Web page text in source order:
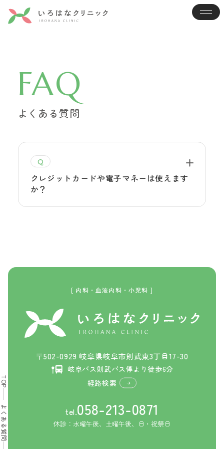
FAQ
よくある質問
TOP
よくある質問
Q
クレジットカードや電子マネーは使えます
か？
[ 内科・血液内科・小児科 ]
〒502-0929 岐阜県岐阜市則武東3丁目17-30
岐阜バス則武バス停より徒歩6分
経路検索
tel.058-213-0871
休診：水曜午後、土曜午後、日・祝祭日